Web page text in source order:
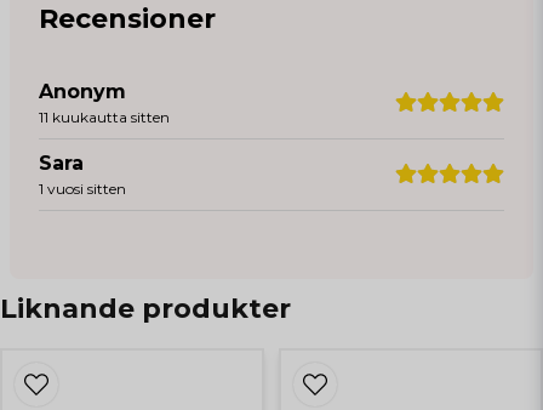
Recensioner
Anonym
11 kuukautta sitten
Sara
1 vuosi sitten
Liknande produkter